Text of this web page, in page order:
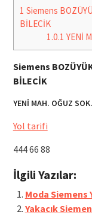
1 Siemens
BİLECİK
1.0.1 YENİ
Siemens
BİLECİK
YENİ MAH. OĞUZ
Yol tarifi
444 66 88
İlgili Yazılar:
Moda Siemens
Yakacık